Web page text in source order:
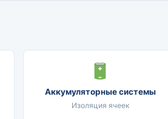
Аккумуляторные системы
Изоляция ячеек